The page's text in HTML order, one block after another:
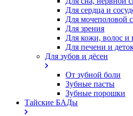
Для сердца и
Для мочеполовой
Для зрения
Для кожи, волос и
Для печени и
Для зубов и дёсен
От зубной боли
Зубные пасты
Зубные порошки
Тайские БАДы